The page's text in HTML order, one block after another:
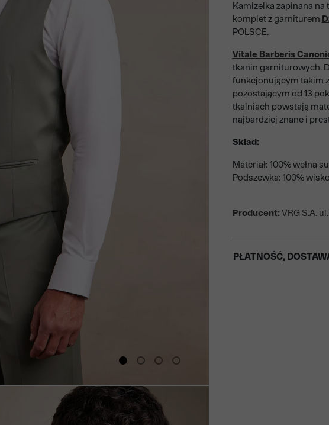
Kamizelka zapinana na
komplet z garniturem
POLSCE.
Vitale Barberis
tkanin garniturowych.
funkcjonującym takim
pozostającym od 13
tkalniach powstają
najbardziej znane i
Skład:
Materiał: 100% wełna
Podszewka: 100%
Producent: VRG S.A.
PŁATNOŚĆ,